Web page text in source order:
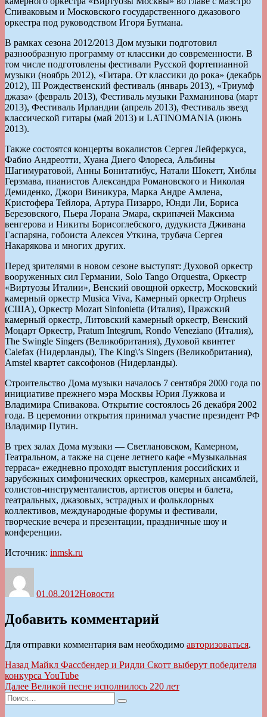
Спиваковым и Московского государственного джазового
оркестра под руководством Игоря Бутмана.
В рамках сезона 2012/2013 Дом музыки подготовил
разнообразную программу от классики до современности. В
том числе подготовлены фестивали Русской фортепианной
музыки (ноябрь 2012), «Гитара. От классики до рока» (декабрь
2012), III Рождественский фестиваль (январь 2013), «Триумф
джаза» (февраль 2013), Фестиваль музыки Рахманинова (март
2013), Фестиваль Ирландии (апрель 2013), Фестиваль звезд
классической гитары (май 2013) и LATINOMANIA (июнь
2013).
Также состоятся концерты вокалистов Сергея Лейферкуса,
Фабио Андреотти, Хуана Диего Флореса, Альбины
Шагимуратовой, Анны Бонитатибус, Натали Шокетт, Хиблы
Герзмава, пианистов Александра Романовского и Николая
Демиденко, Джори Виникура, Марка Андре Амлена,
Кристофера Тейлора, Артура Пизарро, Юнди Ли, Бориса
Березовского, Пьера Лорана Эмара, скрипачей Максима
венгерова и Никиты Борисоглебского, дудукиста Дживана
Гаспаряна, гобоиста Алексея Уткина, трубача Сергея
Накарякова и многих других.
Перед зрителями в новом сезоне выступят: Духовой оркестр
вооруженных сил Германии, Solo Tango Orquestra, Оркестр
«Виртуозы Италии», Венский овощной оркестр, Московский
камерный оркестр Musica Viva, Камерный оркестр Orpheus
(США), Оркестр Mozart Sinfonietta (Италия), Пражский
камерный оркестр, Литовский камерный оркестр, Венский
Моцарт Оркестр, Pratum Integrum, Rondo Veneziano (Италия),
The Swingle Singers (Великобритания), Духовой квинтет
Calefax (Нидерланды), The King\’s Singers (Великобритания),
Amstel квартет саксофонов (Нидерланды).
Строительство Дома музыки началось 7 сентября 2000 года по
инициативе прежнего мэра Москвы Юрия Лужкова и
Владимира Спивакова. Открытие состоялось 26 декабря 2002
года. В церемонии открытия принимал участие президент РФ
Владимир Путин.
В трех залах Дома музыки — Светлановском, Камерном,
Театральном, а также на сцене летнего кафе «Музыкальная
терраса» ежедневно проходят выступления российских и
зарубежных симфонических оркестров, камерных ансамблей,
солистов-инструменталистов, артистов оперы и балета,
театральных, джазовых, эстрадных и фольклорных
коллективов, международные форумы и фестивали,
творческие вечера и презентации, праздничные шоу и
конференции.
Источник: inmsk.ru
01.08.2012Новости
Добавить комментарий
Для отправки комментария вам необходимо авторизоваться.
Навигация
по
записям
Назад Предыдущая
запись:
Майкл Фассбендер и Ридли Скотт выберут победителя
конкурса YouTube
Далее Следующая
Великой песне исполнилось 220 лет
Искать:
Поиск